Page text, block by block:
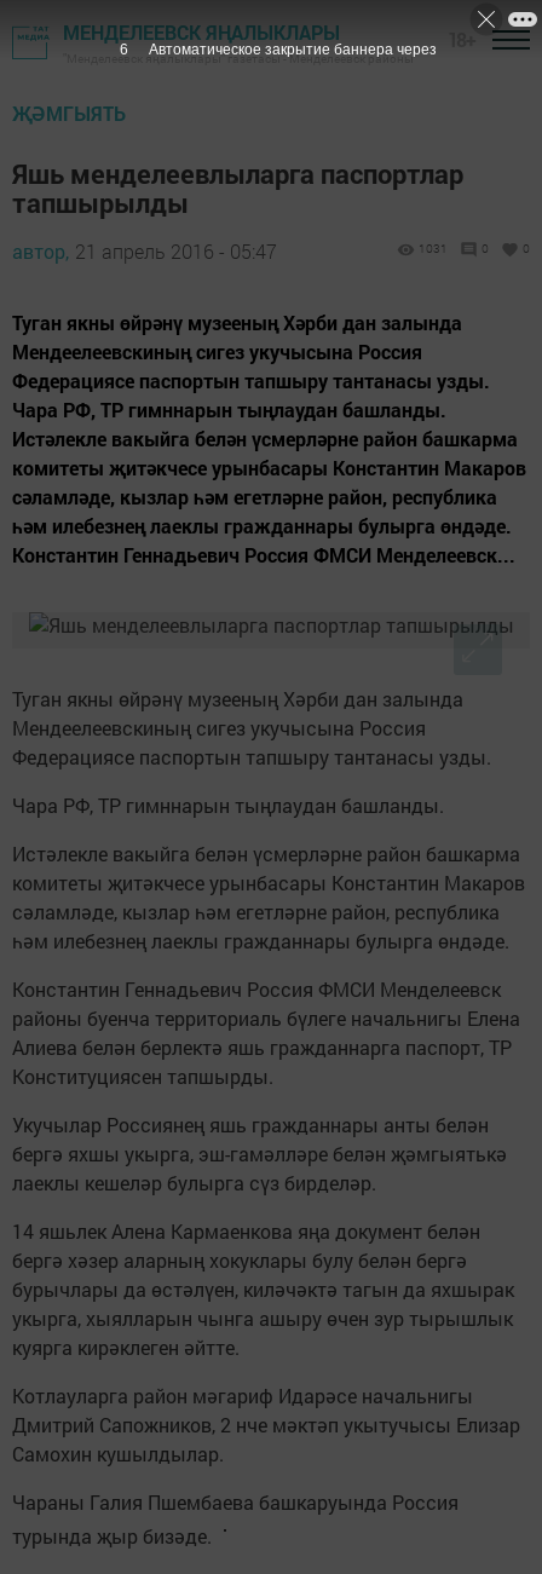
МЕНДЕЛЕЕВСК ЯҢАЛЫКЛАРЫ
"Менделеевск яңалыклары" газетасы - Менделеевск районы
ҖӘМГЫЯТЬ
Яшь менделеевлыларга паспортлар
тапшырылды
автор, 21 апрель 2016 - 05:47 1031 0 0
Туган якны өйрәнү музееның Хәрби дан залында
Мендеелеевскиның сигез укучысына Россия
Федерациясе паспортын тапшыру тантанасы узды.
Чара РФ, ТР гимннарын тыңлаудан башланды.
Истәлекле вакыйга белән үсмерләрне район башкарма
комитеты җитәкчесе урынбасары Константин Макаров
сәламләде, кызлар һәм егетләрне район, республика
һәм илебезнең лаеклы гражданнары булырга өндәде.
Константин Геннадьевич Россия ФМСИ Менделеевск...
Туган якны өйрәнү музееның Хәрби дан залында
Мендеелеевскиның сигез укучысына Россия
Федерациясе паспортын тапшыру тантанасы узды.
Чара РФ, ТР гимннарын тыңлаудан башланды.
Истәлекле вакыйга белән үсмерләрне район башкарма
комитеты җитәкчесе урынбасары Константин Макаров
сәламләде, кызлар һәм егетләрне район, республика
һәм илебезнең лаеклы гражданнары булырга өндәде.
Константин Геннадьевич Россия ФМСИ Менделеевск
районы буенча территориаль бүлеге начальнигы Елена
Алиева белән берлектә яшь гражданнарга паспорт, ТР
Конституциясен тапшырды.
Укучылар Россиянең яшь гражданнары анты белән
бергә яхшы укырга, эш-гамәлләре белән җәмгыятькә
лаеклы кешеләр булырга сүз бирделәр.
14 яшьлек Алена Кармаенкова яңа документ белән
бергә хәзер аларның хокуклары булу белән бергә
бурычлары да өстәлүен, киләчәктә тагын да яхшырак
укырга, хыялларын чынга ашыру өчен зур тырышлык
куярга кирәклеген әйтте.
Котлауларга район мәгариф Идарәсе начальнигы
Дмитрий Сапожников, 2 нче мәктәп укытучысы Елизар
Самохин кушылдылар.
Чараны Галия Пшембаева башкаруында Россия
турында җыр бизәде.
6 Автоматическое закрытие баннера через